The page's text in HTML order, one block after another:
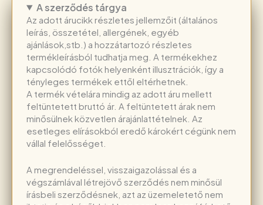
A szerződés tárgya
Az adott árucikk részletes jellemzőit (általános
leírás, összetétel, allergének, egyéb
ajánlások,stb.) a hozzátartozó részletes
termékleírásból tudhatja meg. A termékekhez
kapcsolódó fotók helyenként illusztrációk, így a
tényleges termékek ettől eltérhetnek.
A termék vételára mindig az adott áru mellett
feltüntetett bruttó ár. A feltüntetett árak nem
minősülnek közvetlen árajánlattételnek. Az
esetleges elírásokból eredő károkért cégünk nem
vállal felelősséget.
A megrendeléssel, visszaigazolással és a
végszámlával létrejövő szerződés nem minősül
írásbeli szerződésnek, azt az üzemeletető nem